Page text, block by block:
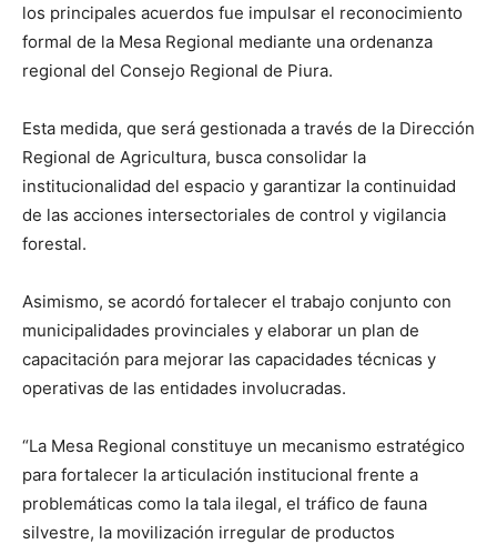
los principales acuerdos fue impulsar el reconocimiento
formal de la Mesa Regional mediante una ordenanza
regional del Consejo Regional de Piura.
Esta medida, que será gestionada a través de la Dirección
Regional de Agricultura, busca consolidar la
institucionalidad del espacio y garantizar la continuidad
de las acciones intersectoriales de control y vigilancia
forestal.
Asimismo, se acordó fortalecer el trabajo conjunto con
municipalidades provinciales y elaborar un plan de
capacitación para mejorar las capacidades técnicas y
operativas de las entidades involucradas.
“La Mesa Regional constituye un mecanismo estratégico
para fortalecer la articulación institucional frente a
problemáticas como la tala ilegal, el tráfico de fauna
silvestre, la movilización irregular de productos